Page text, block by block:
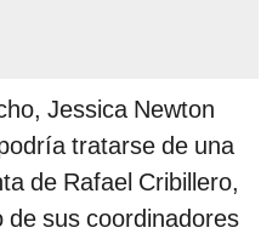
Jessica Newton
tratarse de una
de Rafael Cribillero,
de sus coordinadores